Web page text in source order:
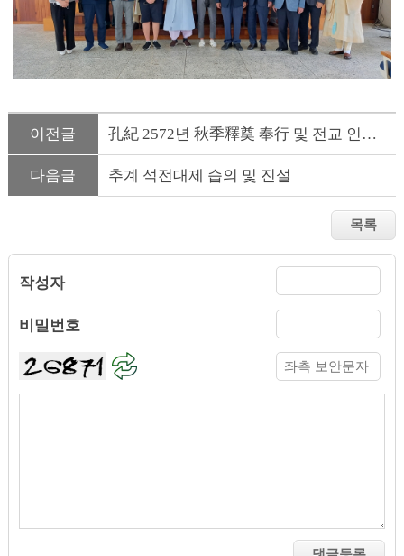
이전글 ​孔紀 2572년 秋季釋奠 奉行 및 전교 인사말씀
다음글 추계 석전대제 습의 및 진설
작성자
비밀번호